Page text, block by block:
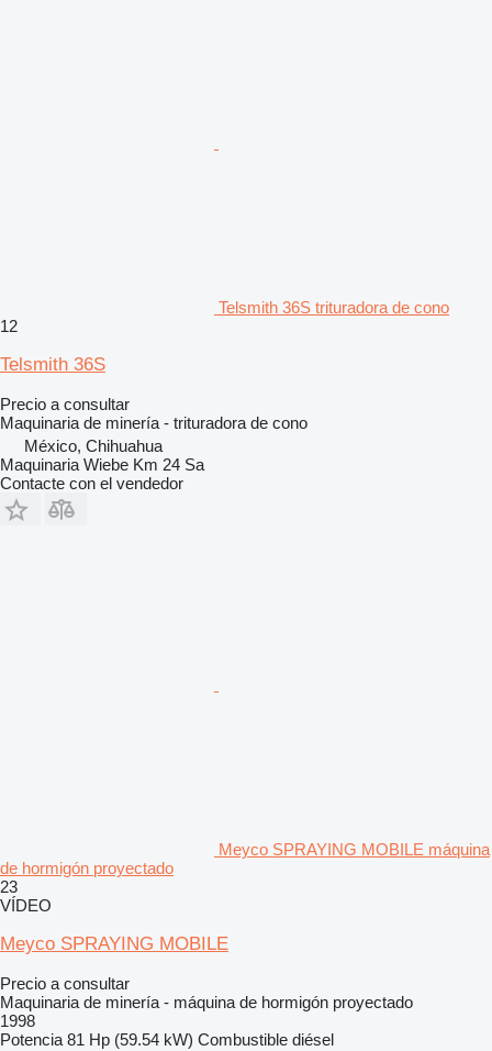
Telsmith 36S trituradora de cono
12
Telsmith 36S
Precio a consultar
Maquinaria de minería - trituradora de cono
México, Chihuahua
Maquinaria Wiebe Km 24 Sa
Contacte con el vendedor
Meyco SPRAYING MOBILE máquina
de hormigón proyectado
23
VÍDEO
Meyco SPRAYING MOBILE
Precio a consultar
Maquinaria de minería - máquina de hormigón proyectado
1998
Potencia 81 Hp (59.54 kW) Combustible diésel